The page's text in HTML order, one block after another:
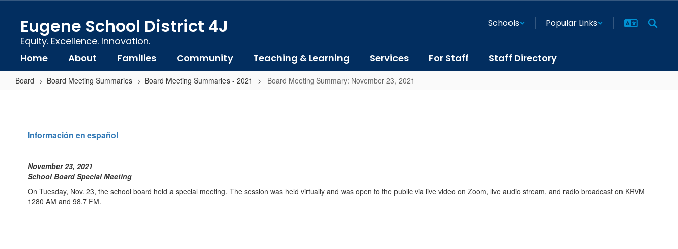
content
Eugene School District 4J
Equity. Excellence. Innovation.
Schools Popular Links
Home About Families Community Teaching & Learning Services For Staff Staff Directory
Board Board Meeting Summaries Board Meeting Summaries - 2021 Board Meeting Summary: November 23, 2021
Summary:
November
2021
Información en español
November 23, 2021
School Board Special Meeting
On Tuesday, Nov. 23, the school board held a special meeting. The session was held virtually and was open to the public via live video on Zoom, live audio stream, and radio broadcast on KRVM
1280 AM and 98.7 FM.